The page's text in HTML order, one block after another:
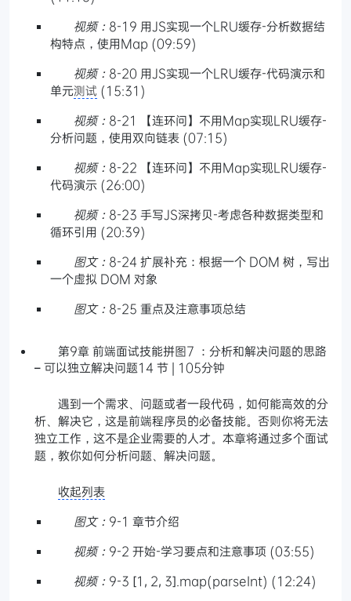
视频： 8-19 用JS实现一个LRU缓存-分析数据结
构特点，使用Map (09:59)
视频： 8-20 用JS实现一个LRU缓存-代码演示和
单元测试 (15:31)
视频： 8-21 【连环问】不用Map实现LRU缓存-
分析问题，使用双向链表 (07:15)
视频： 8-22 【连环问】不用Map实现LRU缓存-
代码演示 (26:00)
视频： 8-23 手写JS深拷贝-考虑各种数据类型和
循环引用 (20:39)
图文： 8-24 扩展补充：根据一个 DOM 树，写出
一个虚拟 DOM 对象
图文： 8-25 重点及注意事项总结
第9章 前端面试技能拼图7 ：分析和解决问题的思路
– 可以独立解决问题14 节 | 105分钟
遇到一个需求、问题或者一段代码，如何能高效的分
析、解决它，这是前端程序员的必备技能。否则你将无法
独立工作，这不是企业需要的人才。本章将通过多个面试
题，教你如何分析问题、解决问题。
收起列表
图文： 9-1 章节介绍
视频： 9-2 开始-学习要点和注意事项 (03:55)
视频： 9-3 [1, 2, 3].map(parseInt) (12:24)